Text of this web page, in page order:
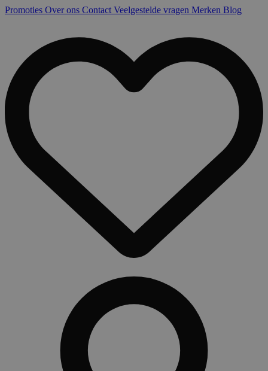
Promoties Over ons Contact Veelgestelde vragen Merken Blog